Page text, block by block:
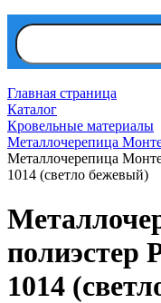
Главная страница
Каталог
Кровельные материалы
Металлочерепица
Металлочерепица
1014 (светло бежевый)
полиэстер
1014